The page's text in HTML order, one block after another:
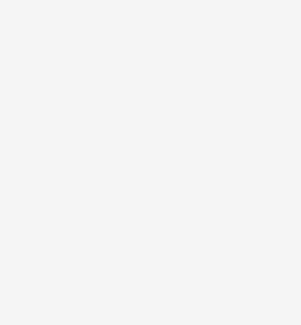
离开本机；